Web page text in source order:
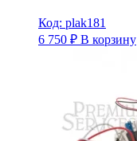
Код: plak181
6 750 ₽ В корзину